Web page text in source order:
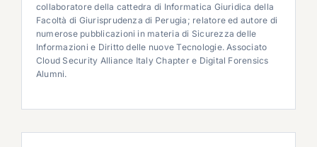
collaboratore della cattedra di Informatica Giuridica della
Facoltà di Giurisprudenza di Perugia; relatore ed autore di
numerose pubblicazioni in materia di Sicurezza delle
Informazioni e Diritto delle nuove Tecnologie. Associato
Cloud Security Alliance Italy Chapter e Digital Forensics
Alumni.